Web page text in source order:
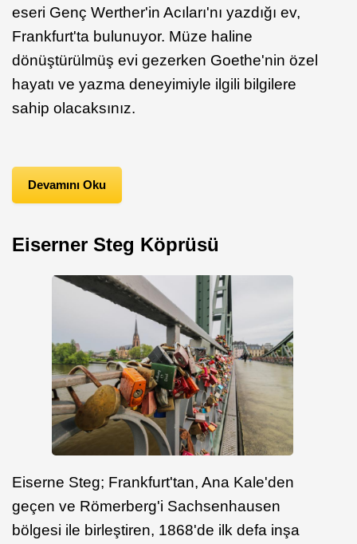
eseri Genç Werther'in Acıları'nı yazdığı ev,
Frankfurt'ta bulunuyor. Müze haline
dönüştürülmüş evi gezerken Goethe'nin özel
hayatı ve yazma deneyimiyle ilgili bilgilere
sahip olacaksınız.
Devamını Oku
Eiserner Steg Köprüsü
Eiserne Steg; Frankfurt'tan, Ana Kale'den
geçen ve Römerberg'i Sachsenhausen
bölgesi ile birleştiren, 1868'de ilk defa inşa